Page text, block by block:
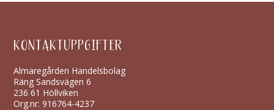
KONTAKTUPPGIFTER
Almaregården Handelsbolag
Räng Sandsvägen 6
236 61 Höllviken
Org.nr: 916764-4237